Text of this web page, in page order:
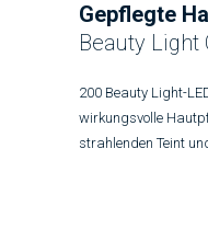
Gepflegte
Beauty Light
200 Beauty Light-
wirkungsvolle
strahlenden Teint